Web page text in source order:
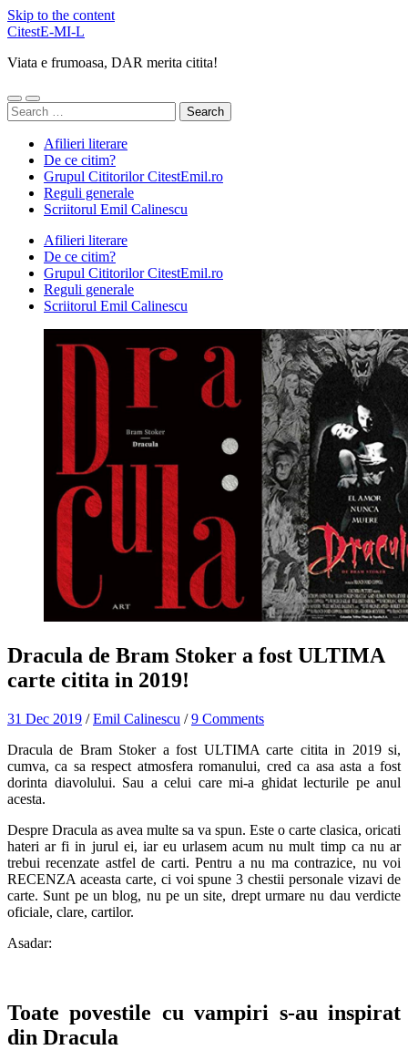
Skip to the content
CitestE-MI-L
Viata e frumoasa, DAR merita citita!
Toggle
mobile
Toggle
search
Search
for:
Afilieri literare
De ce citim?
Grupul Cititorilor CitestEmil.ro
Reguli generale
Scriitorul Emil Calinescu
Afilieri literare
De ce citim?
Grupul Cititorilor CitestEmil.ro
Reguli generale
Scriitorul Emil Calinescu
Dracula de Bram Stoker a fost ULTIMA
carte citita in 2019!
31 Dec 2019 /Emil Calinescu /9 Comments
Dracula de Bram Stoker a fost ULTIMA carte citita in 2019 si,
cumva, ca sa respect atmosfera romanului, cred ca asa asta a fost
dorinta diavolului. Sau a celui care mi-a ghidat lecturile pe anul
acesta.
Despre Dracula as avea multe sa va spun. Este o carte clasica, oricati
hateri ar fi in jurul ei, iar eu urlasem acum nu mult timp ca nu ar
trebui recenzate astfel de carti. Pentru a nu ma contrazice, nu voi
RECENZA aceasta carte, ci voi spune 3 chestii personale vizavi de
carte. Sunt pe un blog, nu pe un site, drept urmare nu dau verdicte
oficiale, clare, cartilor.
Asadar:
Toate povestile cu vampiri s-au inspirat
din Dracula